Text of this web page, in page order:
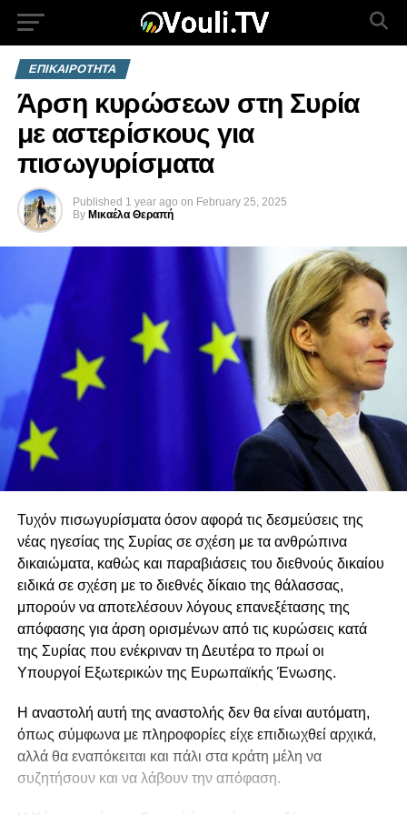
ΕΠΙΚΑΙΡΟΤΗΤΑ
Άρση κυρώσεων στη Συρία
με αστερίσκους για
πισωγυρίσματα
Published 1 year ago on February 25, 2025
By Μικαέλα Θεραπή
Τυχόν πισωγυρίσματα όσον αφορά τις δεσμεύσεις της
νέας ηγεσίας της Συρίας σε σχέση με τα ανθρώπινα
δικαιώματα, καθώς και παραβιάσεις του διεθνούς δικαίου
ειδικά σε σχέση με το διεθνές δίκαιο της θάλασσας,
μπορούν να αποτελέσουν λόγους επανεξέτασης της
απόφασης για άρση ορισμένων από τις κυρώσεις κατά
της Συρίας που ενέκριναν τη Δευτέρα το πρωί οι
Υπουργοί Εξωτερικών της Ευρωπαϊκής Ένωσης.
Η αναστολή αυτή της αναστολής δεν θα είναι αυτόματη,
όπως σύμφωνα με πληροφορίες είχε επιδιωχθεί αρχικά,
αλλά θα εναπόκειται και πάλι στα κράτη μέλη να
συζητήσουν και να λάβουν την απόφαση.